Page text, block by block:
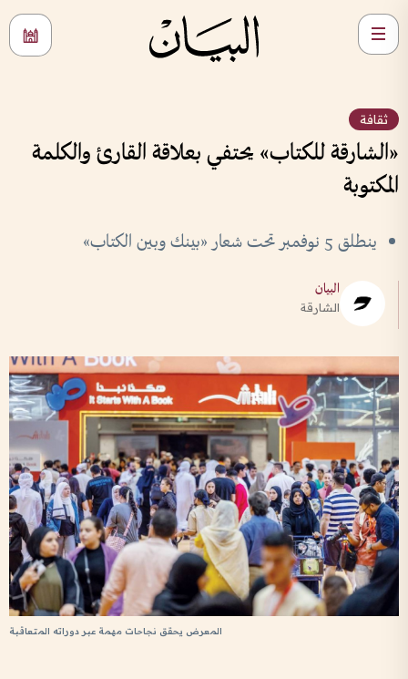
ثقافة
«الشارقة للكتاب» يحتفي بعلاقة القارئ والكلمة
المكتوبة
ينطلق 5 نوفمبر تحت شعار «بينك وبين الكتاب»
البيان
الشارقة
المعرض يحقق نجاحات مهمة عبر دوراته المتعاقبة